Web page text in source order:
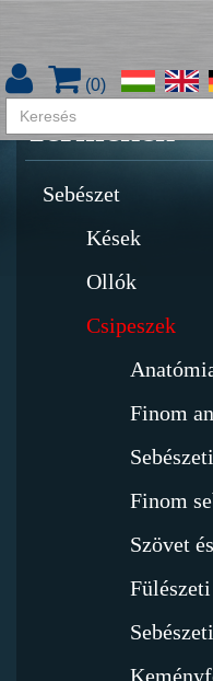
(0)
Termékek
Sebészet
Kések
Ollók
Csipeszek
Finom
Finom
Szövet